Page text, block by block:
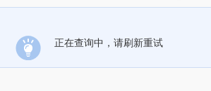
正在查询中，请刷新重试